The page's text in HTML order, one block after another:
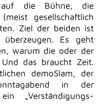
auf die Bühne, die
gesellschaftlich
Ziel der beiden ist
Es geht
warum die oder der
das braucht Zeit.
demoSlam, der
in der
„Verständigungs-